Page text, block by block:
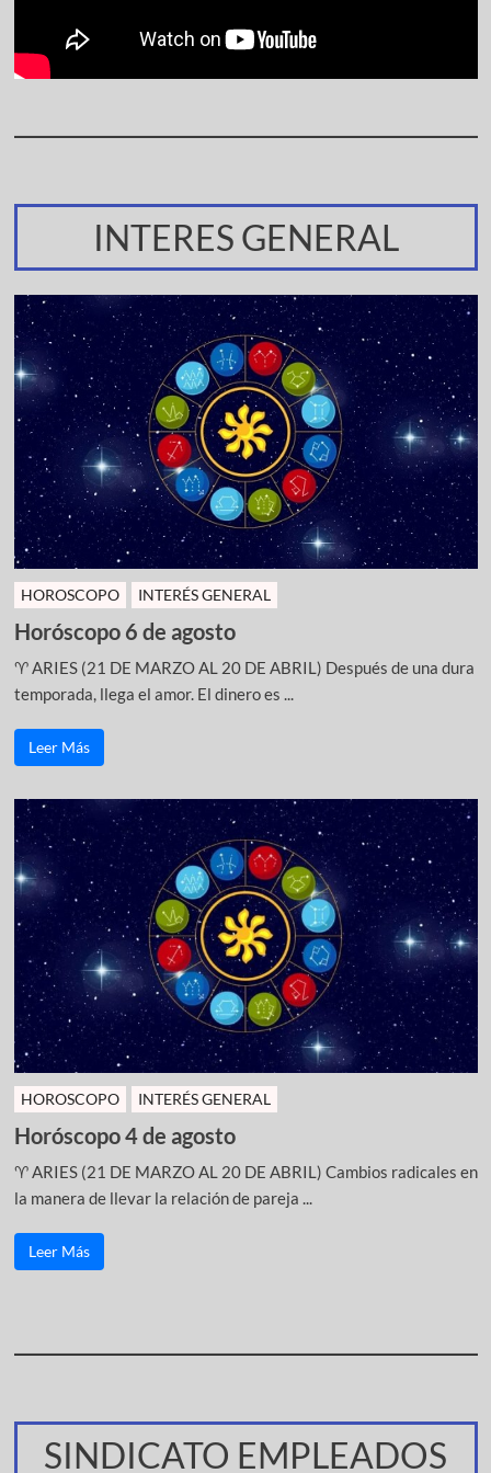
INTERES GENERAL
HOROSCOPO INTERÉS GENERAL
Horóscopo 6 de agosto
♈ ARIES (21 DE MARZO AL 20 DE ABRIL) Después de una dura
temporada, llega el amor. El dinero es ...
Leer Más
HOROSCOPO INTERÉS GENERAL
Horóscopo 4 de agosto
♈ ARIES (21 DE MARZO AL 20 DE ABRIL) Cambios radicales en
la manera de llevar la relación de pareja ...
Leer Más
SINDICATO EMPLEADOS